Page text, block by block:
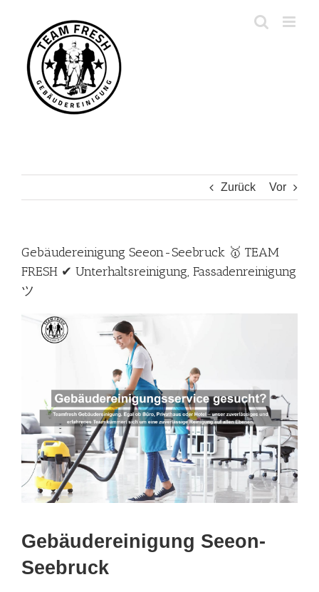
springen
Zurück Vor
Gebäudereinigung Seeon-Seebruck 🥇 TEAM
FRESH ✔ Unterhaltsreinigung, Fassadenreinigung
ツ
Gebäudereinigung Seeon-
Seebruck